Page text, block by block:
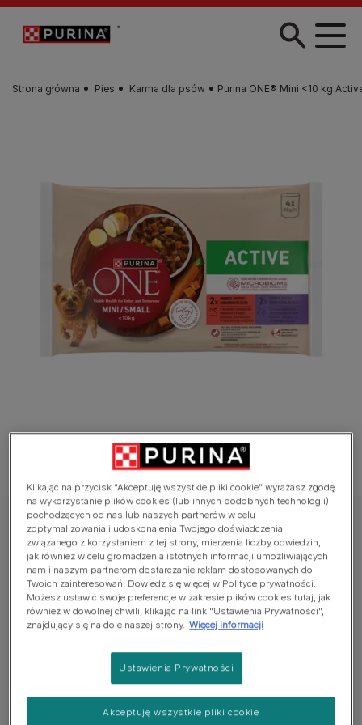
Przejdź do treści
Strona główna Pies Karma dla psów Purina ONE® Mini <10 kg
Purina ONE® Mini
Purina ONE® Mini <10 kg Active z Wołowiną
oraz Kaczką
Jeszcze nie dodano głosów
Dostępne rozmiary: 4x85g
Pełnoporcjowa karma dla dorosłych psów ras
małych i miniaturowych do 10kg
Klikając na przycisk “Akceptuję wszystkie pliki cookie” wyrażasz zgodę
na wykorzystanie plików cookies (lub innych podobnych technologii)
pochodzących od nas lub naszych partnerów w celu
zoptymalizowania i udoskonalenia Twojego doświadczenia
związanego z korzystaniem z tej strony, mierzenia liczby odwiedzin,
jak również w celu gromadzenia istotnych informacji umożliwiających
nam i naszym partnerom dostarczanie reklam dostosowanych do
Twoich zainteresowań. Dowiedz się więcej w Polityce prywatności.
Możesz ustawić swoje preferencje w zakresie plików cookies tutaj, jak
również w dowolnej chwili, klikając na link "Ustawienia Prywatności",
znajdujący się na dole naszej strony. Więcej informacji
Ustawienia Prywatności
Akceptuję wszystkie pliki cookie